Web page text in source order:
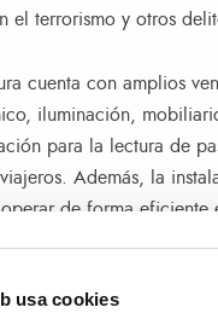
usa cookies
el terrorismo y otros
cuenta con amplios
iluminación,
para la lectura de
Además, la
de forma eficiente